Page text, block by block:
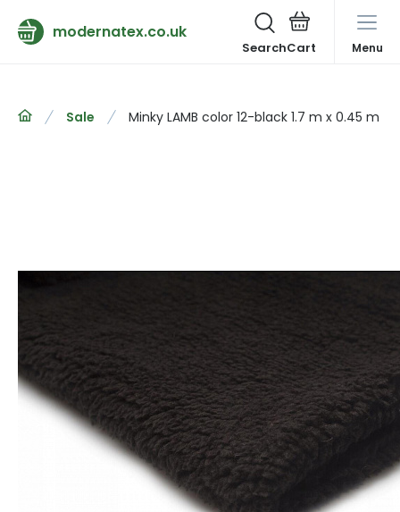
modernatex.co.uk
Search Menu
Sale Minky LAMB color 12-black 1.7 m x 0.45 m